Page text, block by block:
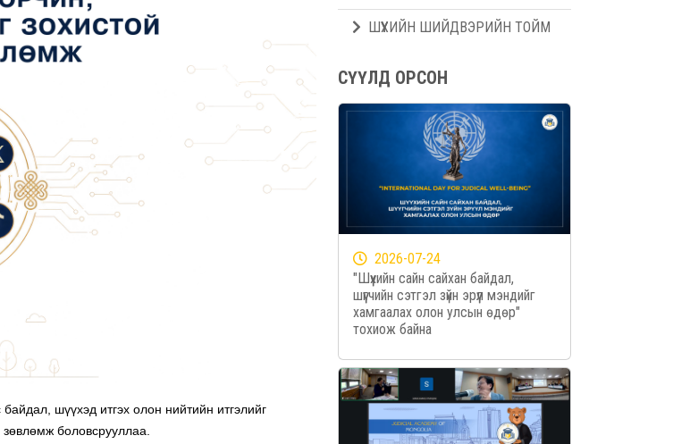
шүүхэд итгэх олон нийтийн итгэлийг
зөвлөмж боловсрууллаа.
ШҮҮХИЙН ШИЙДВЭРИЙН ТОЙМ
СҮҮЛД ОРСОН
2026-07-24
"Шүүхийн сайн сайхан байдал,
шүүгчийн сэтгэл зүйн эрүүл мэндийг
хамгаалах олон улсын өдөр"
тохиож байна